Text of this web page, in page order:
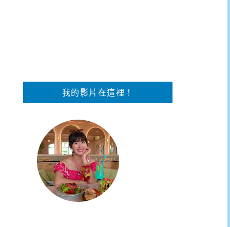
我的影片在這裡！